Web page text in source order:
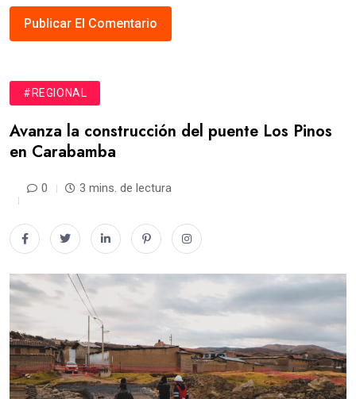
#REGIONAL
Avanza la construcción del puente Los Pinos
en Carabamba
0 3 mins. de lectura